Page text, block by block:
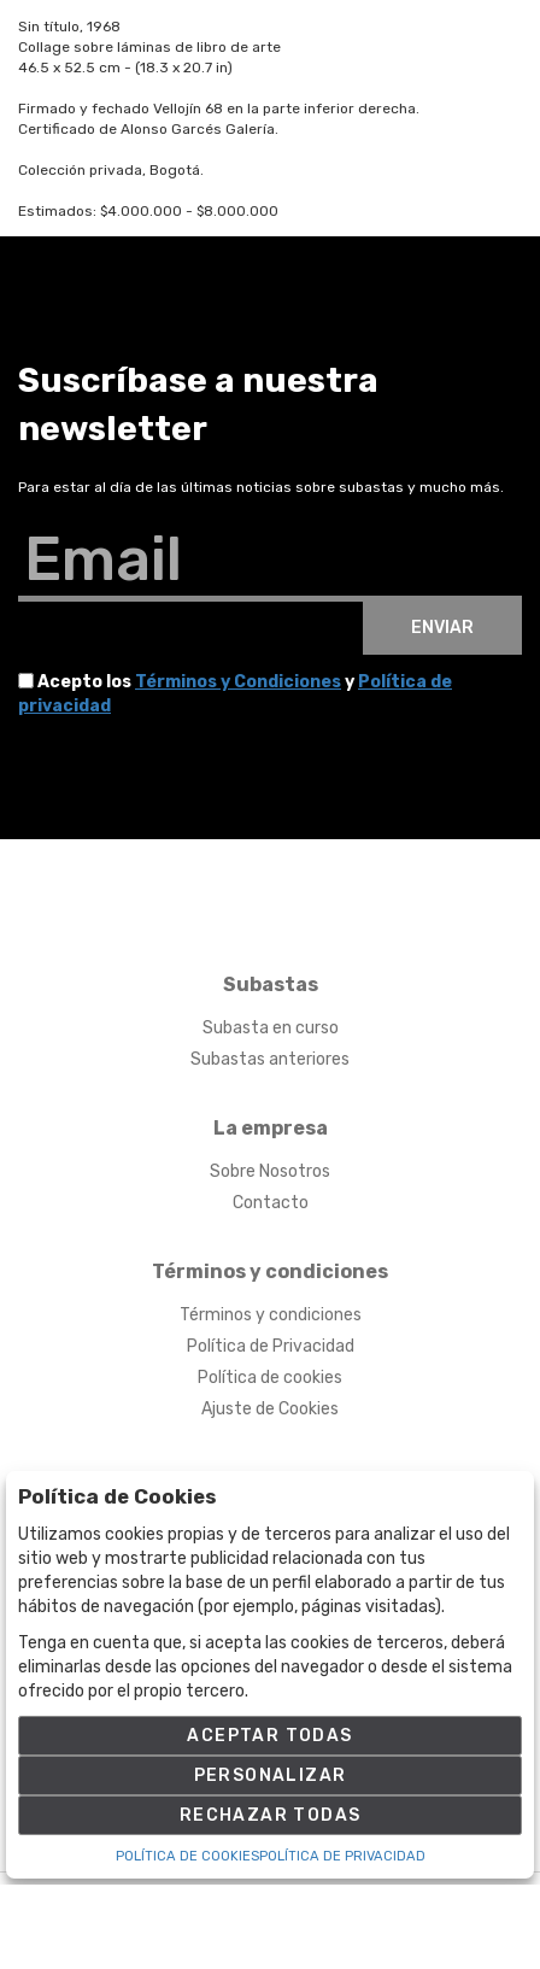
Sin título, 1968
Collage sobre láminas de libro de arte
46.5 x 52.5 cm - (18.3 x 20.7 in)
Firmado y fechado Vellojín 68 en la parte inferior derecha.
Certificado de Alonso Garcés Galería.
Colección privada, Bogotá.
Estimados: $4.000.000 - $8.000.000
Suscríbase a nuestra
newsletter
Para estar al día de las últimas noticias sobre subastas y mucho más.
Email
ENVIAR
Acepto los Términos y Condicionesy Política de
privacidad
Subastas
Subasta en curso
Subastas anteriores
La empresa
Sobre Nosotros
Contacto
Términos y condiciones
Términos y condiciones
Política de Privacidad
Política de cookies
Ajuste de Cookies
BOGOTÁ
CALLE 70 # 10a - 59 BOGOTÁ, CO
(+57) 301 271 1444
info@bogotaauctions.com
Política de Cookies
Utilizamos cookies propias y de terceros para analizar el uso del
sitio web y mostrarte publicidad relacionada con tus
preferencias sobre la base de un perfil elaborado a partir de tus
hábitos de navegación (por ejemplo, páginas visitadas).
Tenga en cuenta que, si acepta las cookies de terceros, deberá
eliminarlas desde las opciones del navegador o desde el sistema
ofrecido por el propio tercero.
ACEPTAR TODAS
PERSONALIZAR
RECHAZAR TODAS
POLÍTICA DE COOKIESPOLÍTICA DE PRIVACIDAD